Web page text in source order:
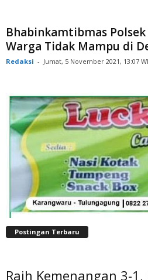
Bhabinkamtibmas
Warga Tidak Mampu di
Redaksi - Jumat, 5 November 2021, 13:07
Postingan Terbaru
Raih Kemenangan 3-1,